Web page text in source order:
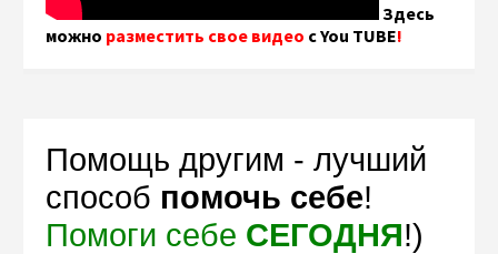
Здесь
можно разместить свое видео с You TUBE!
Помощь другим - лучший
способ помочь себе!
Помоги себе СЕГОДНЯ!)